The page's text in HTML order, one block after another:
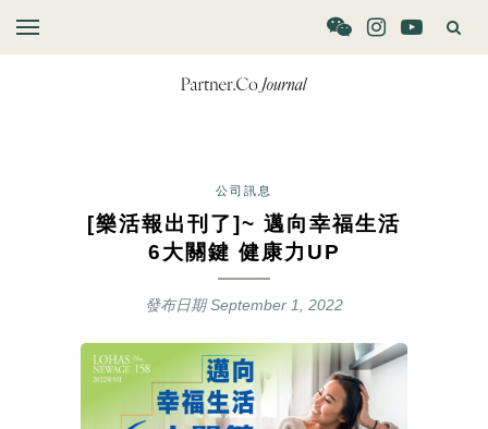
公司訊息
[樂活報出刊了]~ 邁向幸福生活
6大關鍵 健康力UP
發布日期September 1, 2022